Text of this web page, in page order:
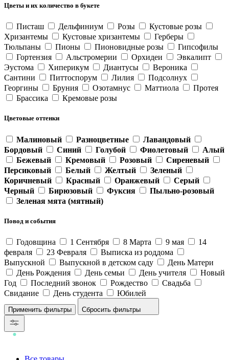
Цветы и их количество в букете
Писташ Дельфиниум Розы
Кустовые розы
Хризантемы
Кустовые хризантемы
Герберы
Тюльпаны
Пионы Пионовидные розы
Гипсофилы
Гортензия
Альстромерии Орхидеи
Эвкалипт
Эустома
Хиперикум Диантусы
Вероника
Сантини
Питтоспорум Лилия
Подсолнух
Георгины
Бруния Озотамнус Маттиола
Протея
Брассика
Кремовые розы
Цветовые оттенки
Малиновый Разноцветные
Лавандовый
Бордовый
Синий Голубой Фиолетовый
Алый
Бежевый
Кремовый Розовый
Сиреневый
Персиковый
Белый Желтый
Зеленый
Коричневый
Красный Оранжевый
Серый
Черный
Бирюзовый Фуксия
Пыльно-розовый
Зеленая мята (мятный)
Повод и события
Годовщина 1 Сентября 8 Марта 9 мая
14
февраля
23 Февраля
Выписка из роддома
Выпускной
Выпускной в детском саду
День Матери
День Рождения
День семьи День учителя
Новый
Год
Последний звонок Рождество
Свадьба
Свидание
День студента Юбилей
Сбросить фильтры